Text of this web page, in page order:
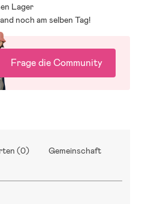
Lager
noch am selben Tag!
Frage die Community
(0) Gemeinschaft